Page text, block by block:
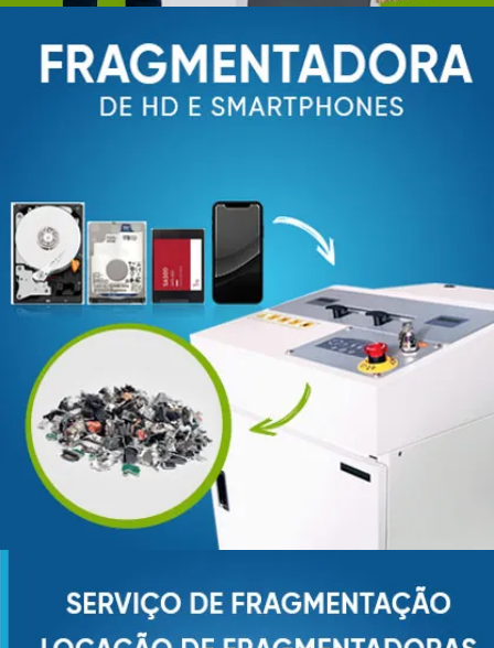
KOBRA FLEXPACK
MODELADORA DE PAPELÃO
CLIQUE PARA MAIS
DETALHES
FRAGMENTADORA
DE HD E SMARTPHONES